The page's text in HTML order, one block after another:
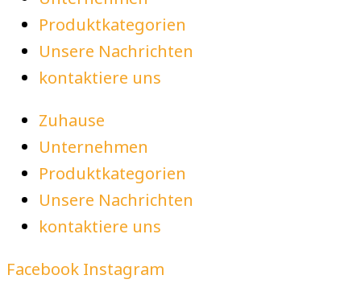
Produktkategorien
Unsere Nachrichten
kontaktiere uns
Zuhause
Unternehmen
Produktkategorien
Unsere Nachrichten
kontaktiere uns
Facebook Instagram